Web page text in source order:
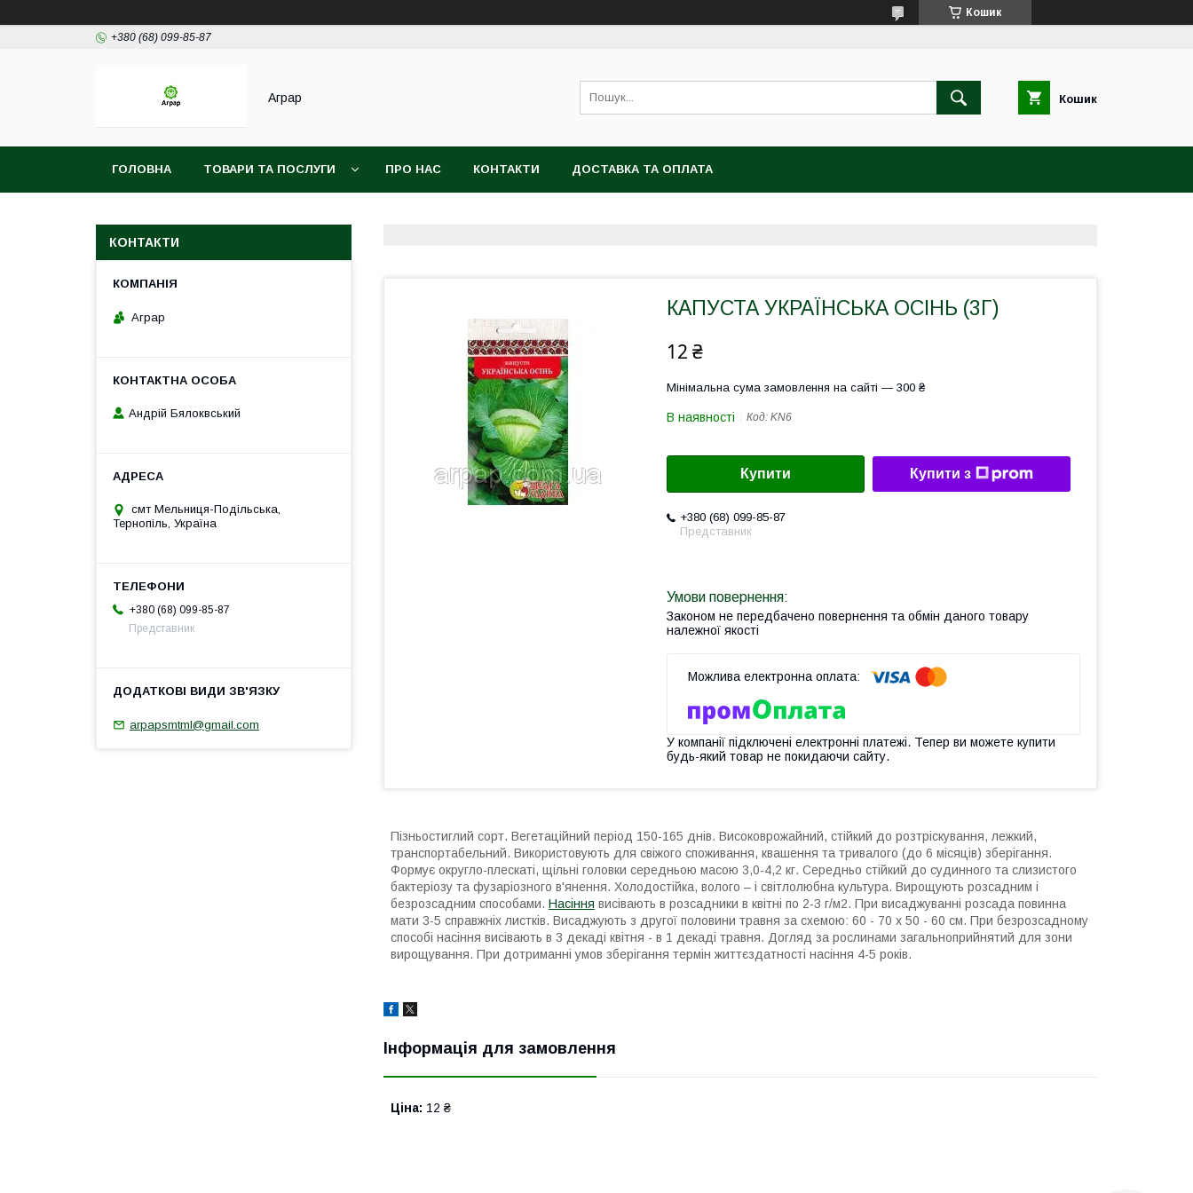
Кошик
+380 (68) 099-85-87
Аграр Кошик
ГОЛОВНА ТОВАРИ ТА ПОСЛУГИ ПРО НАС КОНТАКТИ ДОСТАВКА ТА ОПЛАТА
КАПУСТА УКРАЇНСЬКА ОСІНЬ (3Г)
12 ₴
Мінімальна сума замовлення на сайті — 300 ₴
В наявності Код: KN6
Купити Купити з
+380 (68) 099-85-87
Представник
Законом не передбачено повернення та обмін даного товару
належної якості
У компанії підключені електронні платежі. Тепер ви можете купити
будь-який товар не покидаючи сайту.
Пізньостиглий сорт. Вегетаційний період 150-165 днів. Високоврожайний, стійкий до розтріскування, лежкий,
транспортабельний. Використовують для свіжого споживання, квашення та тривалого (до 6 місяців) зберігання.
Формує округло-плескаті, щільні головки середньою масою 3,0-4,2 кг. Середньо стійкий до судинного та слизистого
бактеріозу та фузаріозного в'янення. Холодостійка, волого – і світлолюбна культура. Вирощують розсадним і
безрозсадним способами. Насіння висівають в розсадники в квітні по 2-3 г/м2. При висаджуванні розсада повинна
мати 3-5 справжніх листків. Висаджують з другої половини травня за схемою: 60 - 70 х 50 - 60 см. При безрозсадному
способі насіння висівають в 3 декаді квітня - в 1 декаді травня. Догляд за рослинами загальноприйнятий для зони
вирощування. При дотриманні умов зберігання термін життєздатності насіння 4-5 років.
Інформація для замовлення
Ціна: 12 ₴
КОНТАКТИ
Аграр
Андрій Бялоквський
смт Мельниця-Подільська,
Тернопіль, Україна
+380 (68) 099-85-87
Представник
arpapsmtml@gmail.com